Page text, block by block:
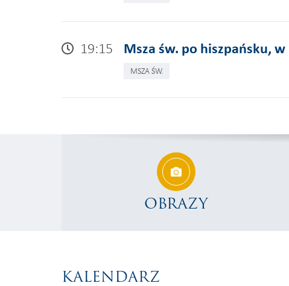
19:15 Msza św. po hiszpańsku,
MSZA ŚW.
OBRAZY
KALENDARZ